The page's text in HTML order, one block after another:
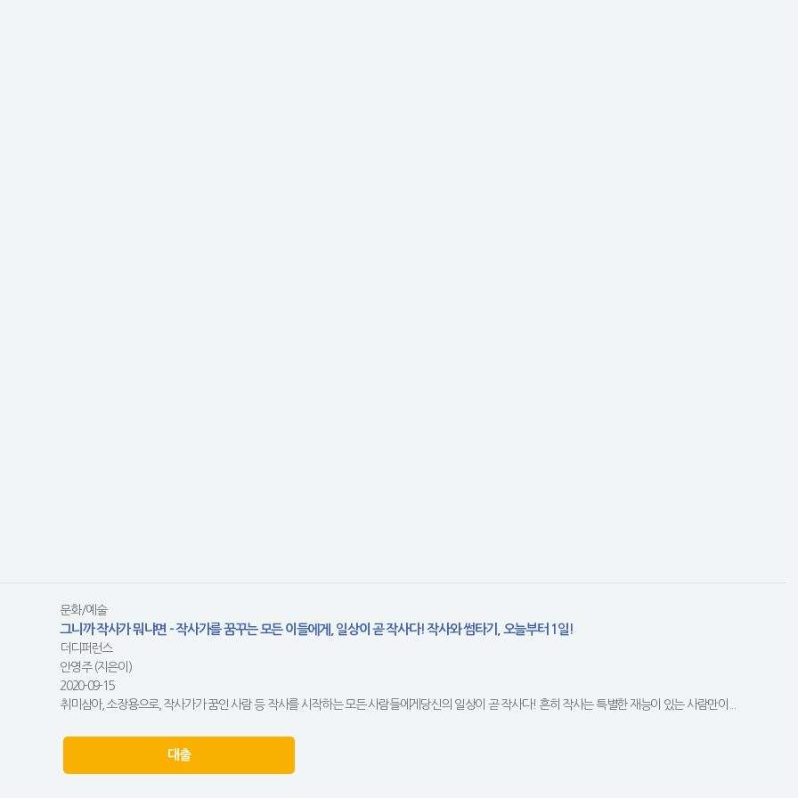
문화/예술
그니까 작사가 뭐냐면 - 작사가를 꿈꾸는 모든 이들에게, 일상이 곧 작사다! 작사와 썸타기, 오늘부터 1일!
더디퍼런스
안영주 (지은이)
2020-09-15
취미삼아, 소장용으로, 작사가가 꿈인 사람 등 작사를 시작하는 모든 사람들에게당신의 일상이 곧 작사다! 흔히 작사는 특별한 재능이 있는 사람만이...
대출